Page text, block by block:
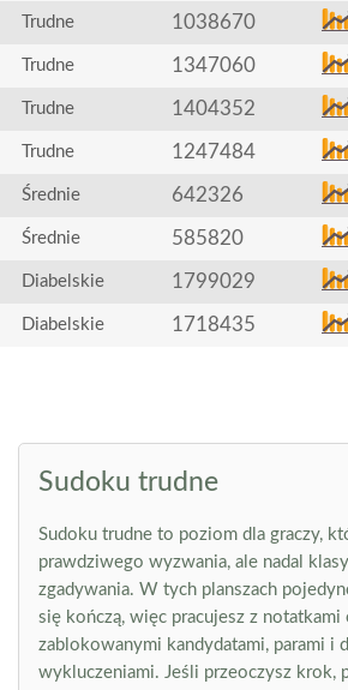
Trudne 1038670
Trudne 1347060
Trudne 1404352
Trudne 1247484
Średnie 642326
Średnie 585820
Diabelskie 1799029
Diabelskie 1718435
Sudoku trudne
Sudoku trudne to poziom dla graczy,
prawdziwego wyzwania, ale nadal
zgadywania. W tych planszach
się kończą, więc pracujesz z notatkami
zablokowanymi kandydatami, parami i
wykluczeniami. Jeśli przeoczysz krok,